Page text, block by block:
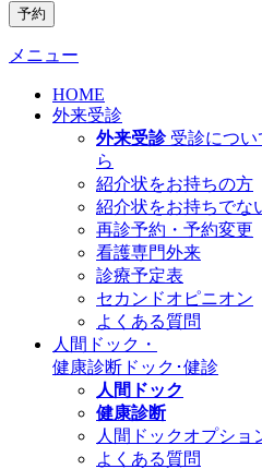
予約
メニュー
HOME
外来受診
外来受診 受診につ
ら
紹介状をお持ちの方
紹介状をお持ちでな
再診予約・予約変更
看護専門外来
診療予定表
セカンドオピニオン
よくある質問
人間ドック・
健康診断 ドック･健診
人間ドック
健康診断
人間ドックオプショ
よくある質問